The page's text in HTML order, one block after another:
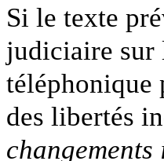
Si le texte
judiciaire sur
téléphonique
des libertés